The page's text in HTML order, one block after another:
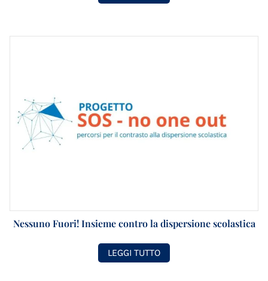
Nessuno Fuori! Insieme contro la dispersione scolastica
LEGGI TUTTO